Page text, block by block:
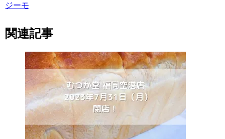
ジーモ
関連記事